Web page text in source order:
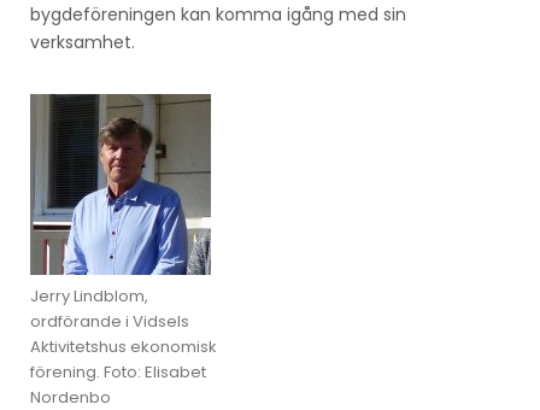
bygdeföreningen kan komma igång med sin
verksamhet.
Jerry Lindblom,
ordförande i Vidsels
Aktivitetshus ekonomisk
förening. Foto: Elisabet
Nordenbo